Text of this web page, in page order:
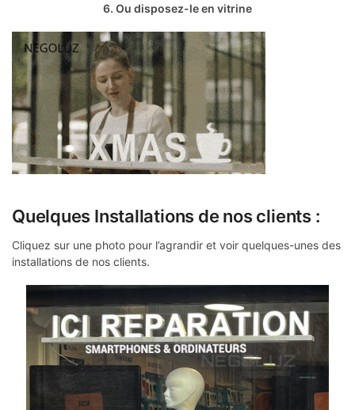
6. Ou disposez-le en vitrine
Quelques Installations de nos clients :
Cliquez sur une photo pour l’agrandir et voir quelques-unes des
installations de nos clients.